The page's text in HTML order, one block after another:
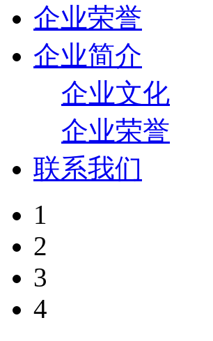
企业荣誉
企业简介
企业文化
企业荣誉
联系我们
1
2
3
4